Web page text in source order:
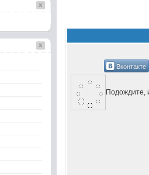
Вконтакте
Подождите,